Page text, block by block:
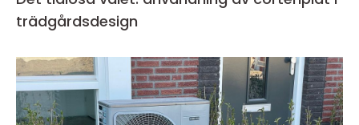
trädgårdsdesign